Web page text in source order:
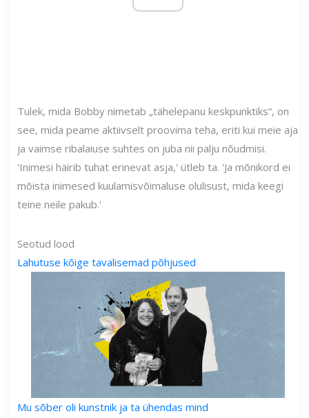
Tulek, mida Bobby nimetab „tähelepanu keskpunktiks“, on
see, mida peame aktiivselt proovima teha, eriti kui meie aja
ja vaimse ribalaiuse suhtes on juba nii palju nõudmisi.
'Inimesi häirib tuhat erinevat asja,' ütleb ta. 'Ja mõnikord ei
mõista inimesed kuulamisvõimaluse olulisust, mida keegi
teine ​​neile pakub.'
Seotud lood
Lahutuse kõige tavalisemad põhjused
Mu sõber oli kunstnik ja ta ühendas mind